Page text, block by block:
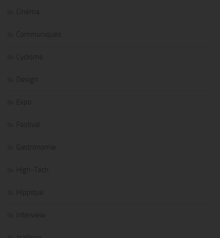
Cinéma
Communiqués
Cyclisme
Design
Expo
Festival
Gastronomie
High-Tech
Hippique
Interview